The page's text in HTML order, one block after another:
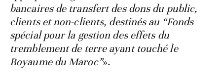
bancaires de transfert des dons du public,
clients et non-clients, destinés au “Fonds
spécial pour la gestion des effets du
tremblement de terre ayant touché le
Royaume du Maroc”».